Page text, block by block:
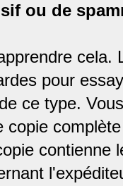
ou de
cela.
pour
ce type.
copie
contienne